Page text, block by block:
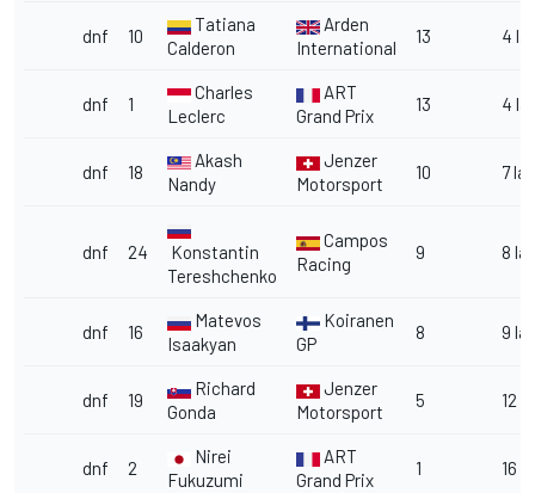
dnf 10
Tatiana
Calderon
Arden
International
13 4
dnf 1
Charles
Leclerc
ART
Grand Prix
13 4
dnf 18
Akash
Nandy
Jenzer
Motorsport
10 7
dnf 24
Konstantin
Tereshchenko
Campos
Racing
9 8
dnf 16
Matevos
Isaakyan
Koiranen
GP
8 9
dnf 19
Richard
Gonda
Jenzer
Motorsport
5 12
dnf 2
Nirei
Fukuzumi
ART
Grand Prix
1 16